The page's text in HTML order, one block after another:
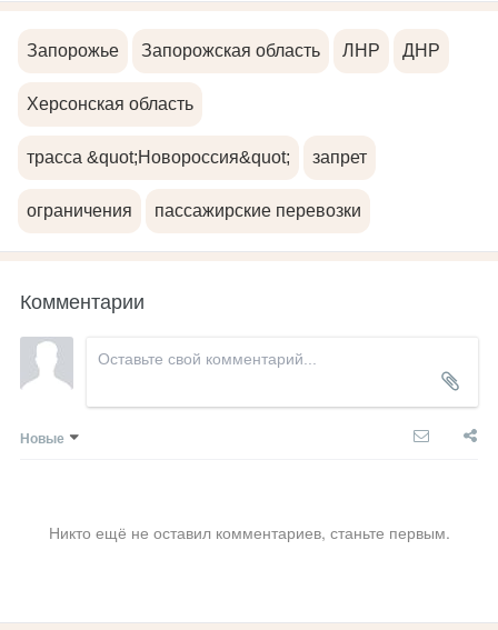
Запорожье Запорожская область ЛНР ДНР
Херсонская область
трасса &quot;Новороссия&quot; запрет
ограничения пассажирские перевозки
Комментарии
Новые
Никто ещё не оставил комментариев, станьте первым.